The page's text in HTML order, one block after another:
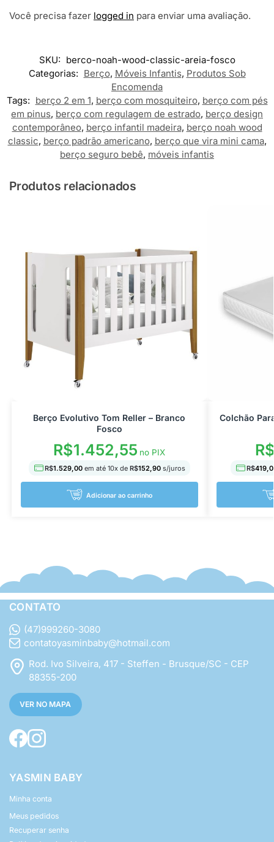
Você precisa fazer logged in para enviar uma avaliação.
SKU: berco-noah-wood-classic-areia-fosco
Categorias: Berço, Móveis Infantis, Produtos Sob
Encomenda
Tags: berço 2 em 1, berço com mosquiteiro, berço com pés
em pinus, berço com regulagem de estrado, berço design
contemporâneo, berço infantil madeira, berço noah wood
classic, berço padrão americano, berço que vira mini cama,
berço seguro bebê, móveis infantis
Produtos relacionados
Berço Evolutivo Tom Reller – Branco
Fosco
R$1.452,55 no PIX
R$1.529,00 em até 10x de R$152,90s/juros
Adicionar ao carrinho
Colchão
R$
CONTATO
(47)999260-3080
contatoyasminbaby@hotmail.com
Rod. Ivo Silveira, 417 - Steffen - Brusque/SC - CEP
88355-200
VER NO MAPA
YASMIN BABY
Minha conta
Meus pedidos
Recuperar senha